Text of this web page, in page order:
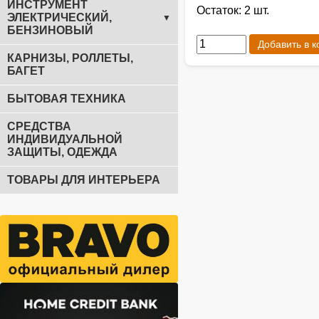
ИНСТРУМЕНТ
ЭЛЕКТРИЧЕСКИЙ,
БЕНЗИНОВЫЙ
▼
КАРНИЗЫ, РОЛЛЕТЫ,
БАГЕТ
БЫТОВАЯ ТЕХНИКА
СРЕДСТВА
ИНДИВИДУАЛЬНОЙ
ЗАЩИТЫ, ОДЕЖДА
ТОВАРЫ ДЛЯ ИНТЕРЬЕРА
Остаток: 2 шт.
Добавить в